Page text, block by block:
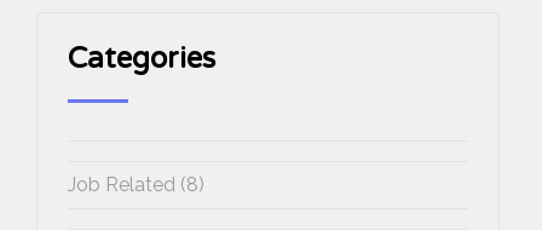
Categories
Job Related (8)